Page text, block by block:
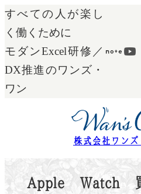
内
容
を
ス
キ
すべての人が楽し
く働くために
モダンExcel研修／
DX推進のワンズ・
ワン
株式会社ワンズ
Apple Watch